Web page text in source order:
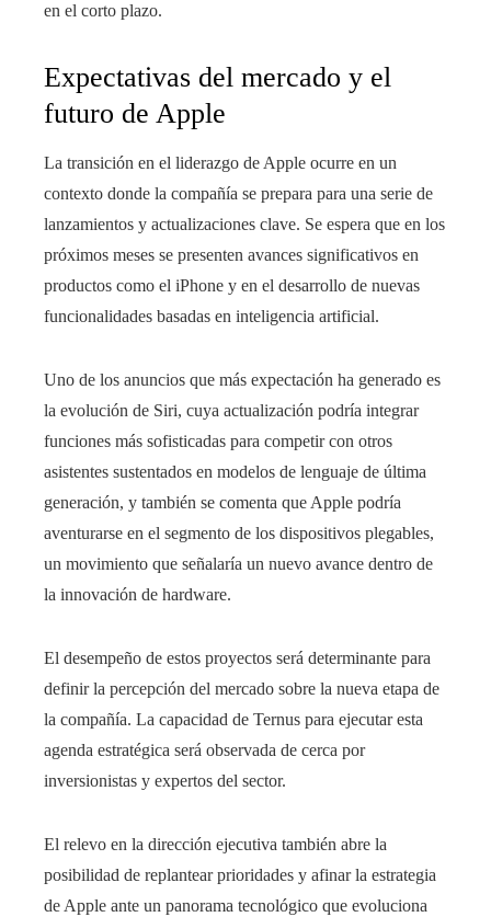
en el corto plazo.
Expectativas del mercado y el
futuro de Apple
La transición en el liderazgo de Apple ocurre en un
contexto donde la compañía se prepara para una serie de
lanzamientos y actualizaciones clave. Se espera que en los
próximos meses se presenten avances significativos en
productos como el iPhone y en el desarrollo de nuevas
funcionalidades basadas en inteligencia artificial.
Uno de los anuncios que más expectación ha generado es
la evolución de Siri, cuya actualización podría integrar
funciones más sofisticadas para competir con otros
asistentes sustentados en modelos de lenguaje de última
generación, y también se comenta que Apple podría
aventurarse en el segmento de los dispositivos plegables,
un movimiento que señalaría un nuevo avance dentro de
la innovación de hardware.
El desempeño de estos proyectos será determinante para
definir la percepción del mercado sobre la nueva etapa de
la compañía. La capacidad de Ternus para ejecutar esta
agenda estratégica será observada de cerca por
inversionistas y expertos del sector.
El relevo en la dirección ejecutiva también abre la
posibilidad de replantear prioridades y afinar la estrategia
de Apple ante un panorama tecnológico que evoluciona